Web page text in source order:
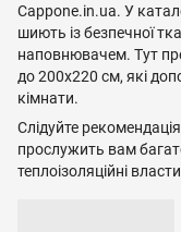
Cappone.in.ua. У
шиють із безпечної
наповнювачем. Тут
до 200х220 см, які
кімнати.
Слідуйте
прослужить вам
теплоізоляційні